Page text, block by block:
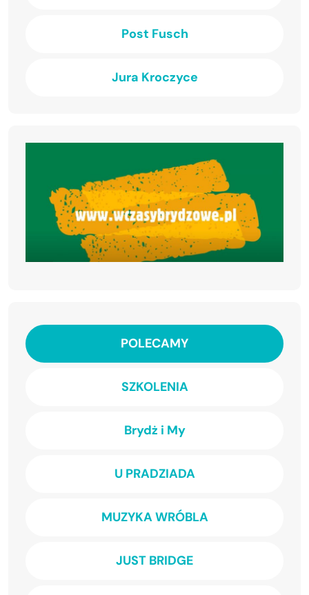
Post Fusch
Jura Kroczyce
POLECAMY
SZKOLENIA
Brydż i My
U PRADZIADA
MUZYKA WRÓBLA
JUST BRIDGE